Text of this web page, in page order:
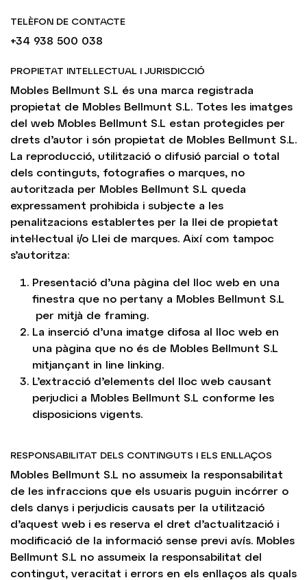
TELÈFON DE CONTACTE
+34 938 500 038
PROPIETAT INTEL·LECTUAL I JURISDICCIÓ
Mobles Bellmunt S.L és una marca registrada
propietat de Mobles Bellmunt S.L. Totes les imatges
del web Mobles Bellmunt S.L estan protegides per
drets d’autor i són propietat de Mobles Bellmunt S.L.
La reproducció, utilització o difusió parcial o total
dels continguts, fotografies o marques, no
autoritzada per Mobles Bellmunt S.L queda
expressament prohibida i subjecte a les
penalitzacions establertes per la llei de propietat
intel·lectual i/o Llei de marques. Així com tampoc
s’autoritza:
Presentació d’una pàgina del lloc web en una
finestra que no pertany a Mobles Bellmunt S.L
per mitjà de framing.
La inserció d’una imatge difosa al lloc web en
una pàgina que no és de Mobles Bellmunt S.L
mitjançant in line linking.
L’extracció d’elements del lloc web causant
perjudici a Mobles Bellmunt S.L conforme les
disposicions vigents.
RESPONSABILITAT DELS CONTINGUTS I ELS ENLLAÇOS
Mobles Bellmunt S.L no assumeix la responsabilitat
de les infraccions que els usuaris puguin incórrer o
dels danys i perjudicis causats per la utilització
d’aquest web i es reserva el dret d’actualització i
modificació de la informació sense previ avís. Mobles
Bellmunt S.L no assumeix la responsabilitat del
contingut, veracitat i errors en els enllaços als quals